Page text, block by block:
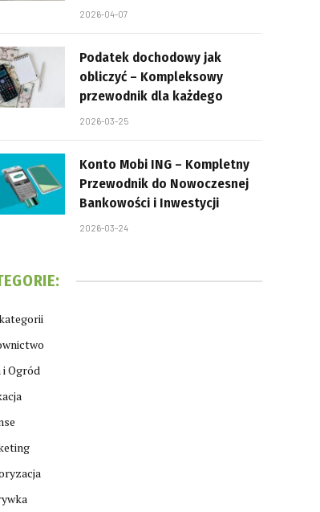
2026-04-07
Podatek dochodowy jak
obliczyć – Kompleksowy
przewodnik dla każdego
2026-03-25
Konto Mobi ING – Kompletny
Przewodnik do Nowoczesnej
Bankowości i Inwestycji
2026-03-24
i Ogród